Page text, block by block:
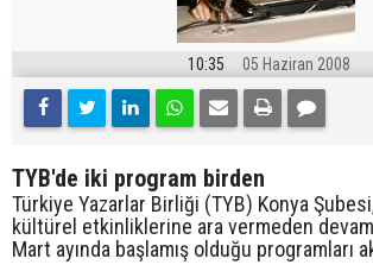
10:35 05 Haziran 2008
TYB'de iki program birden
Türkiye Yazarlar Birliği (TYB) Konya Şubesi,
kültürel etkinliklerine ara vermeden
Mart ayında başlamış olduğu programları